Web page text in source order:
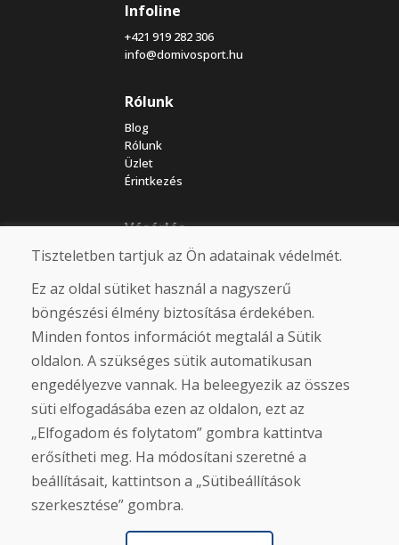
Infoline
+421 919 282 306
info@domivosport.hu
Rólunk
Blog
Rólunk
Üzlet
Érintkezés
Vásárlás
Eshop
Szállítás
Fizetés
Panasz
Áruk visszaküldése és cseréje
Adatvédelmi irányelvek
Cookies
Közösségi hálózatok
Tiszteletben tartjuk az Ön adatainak védelmét.
Ez az oldal sütiket használ a nagyszerű
böngészési élmény biztosítása érdekében.
Minden fontos információt megtalál a Sütik
oldalon. A szükséges sütik automatikusan
engedélyezve vannak. Ha beleegyezik az összes
süti elfogadásába ezen az oldalon, ezt az
„Elfogadom és folytatom” gombra kattintva
erősítheti meg. Ha módosítani szeretné a
beállításait, kattintson a „Sütibeállítások
szerkesztése” gombra.